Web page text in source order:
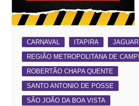
CARNAVAL ITAPIRA
REGIÃO METROPOLITANA DE
ROBERTÃO CHAPA QUENTE
SANTO ANTONIO DE POSSE
SÃO JOÃO DA BOA VISTA